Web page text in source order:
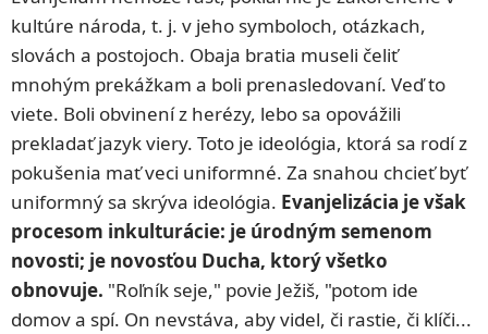
kultúre národa, t. j. v jeho symboloch, otázkach,
slovách a postojoch. Obaja bratia museli čeliť
mnohým prekážkam a boli prenasledovaní. Veď to
viete. Boli obvinení z herézy, lebo sa opovážili
prekladať jazyk viery. Toto je ideológia, ktorá sa rodí z
pokušenia mať veci uniformné. Za snahou chcieť byť
uniformný sa skrýva ideológia. Evanjelizácia je však
procesom inkulturácie: je úrodným semenom
novosti; je novosťou Ducha, ktorý všetko
obnovuje. "Roľník seje," povie Ježiš, "potom ide
domov a spí. On nevstáva, aby videl, či rastie, či klíči...